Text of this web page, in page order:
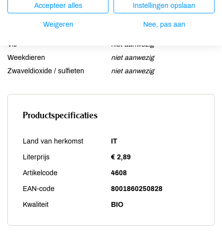
niet aanwezig
Vis
niet aanwezig
Weekdieren
niet aanwezig
Zwaveldioxide / sulfieten
niet aanwezig
Productspecificaties
Land van herkomst IT
Literprijs € 2,89
Artikelcode 4608
EAN-code 8001860250828
Kwaliteit BIO
Accepteer alles Instellingen opslaan
Weigeren Nee, pas aan